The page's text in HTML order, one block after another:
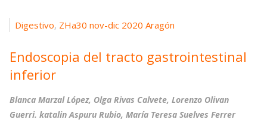
Digestivo, ZHa30 nov-dic 2020 Aragón
Endoscopia del tracto gastrointestinal
inferior
Blanca Marzal López, Olga Rivas Calvete, Lorenzo Olivan
Guerri. katalin Aspuru Rubio, María Teresa Suelves Ferrer